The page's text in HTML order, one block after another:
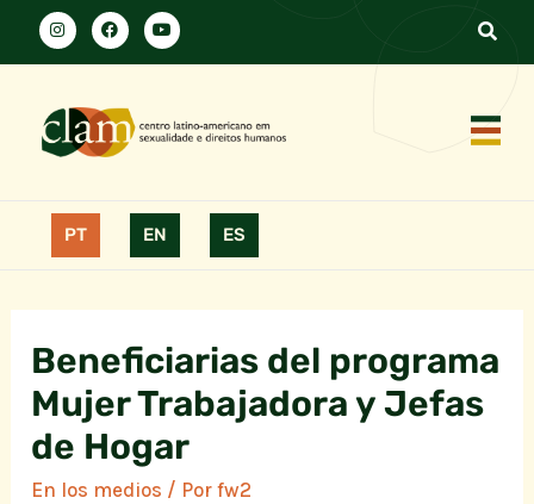
PT EN ES
Beneficiarias del programa
Mujer Trabajadora y Jefas
de Hogar
En los medios / Porfw2